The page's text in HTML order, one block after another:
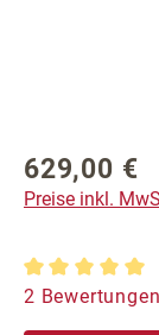
Regulärer
629,00 €
Preise inkl.
2 Bewertungen